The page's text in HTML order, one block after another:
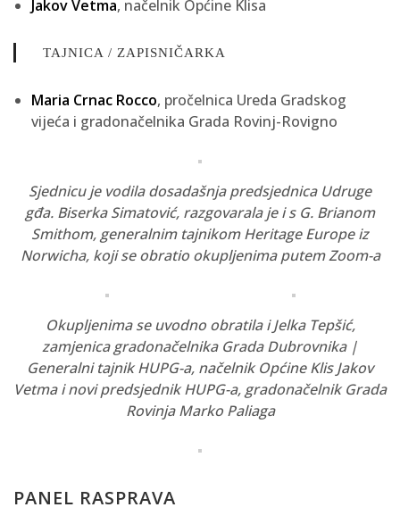
Jakov Vetma, načelnik Općine Klisa
TAJNICA / ZAPISNIČARKA
Maria Crnac Rocco, pročelnica Ureda Gradskog
vijeća i gradonačelnika Grada Rovinj-Rovigno
Sjednicu je vodila dosadašnja predsjednica Udruge
gđa. Biserka Simatović, razgovarala je i s G. Brianom
Smithom, generalnim tajnikom Heritage Europe iz
Norwicha, koji se obratio okupljenima putem Zoom-a
Okupljenima se uvodno obratila i Jelka Tepšić,
zamjenica gradonačelnika Grada Dubrovnika |
Generalni tajnik HUPG-a, načelnik Općine Klis Jakov
Vetma i novi predsjednik HUPG-a, gradonačelnik Grada
Rovinja Marko Paliaga
PANEL RASPRAVA